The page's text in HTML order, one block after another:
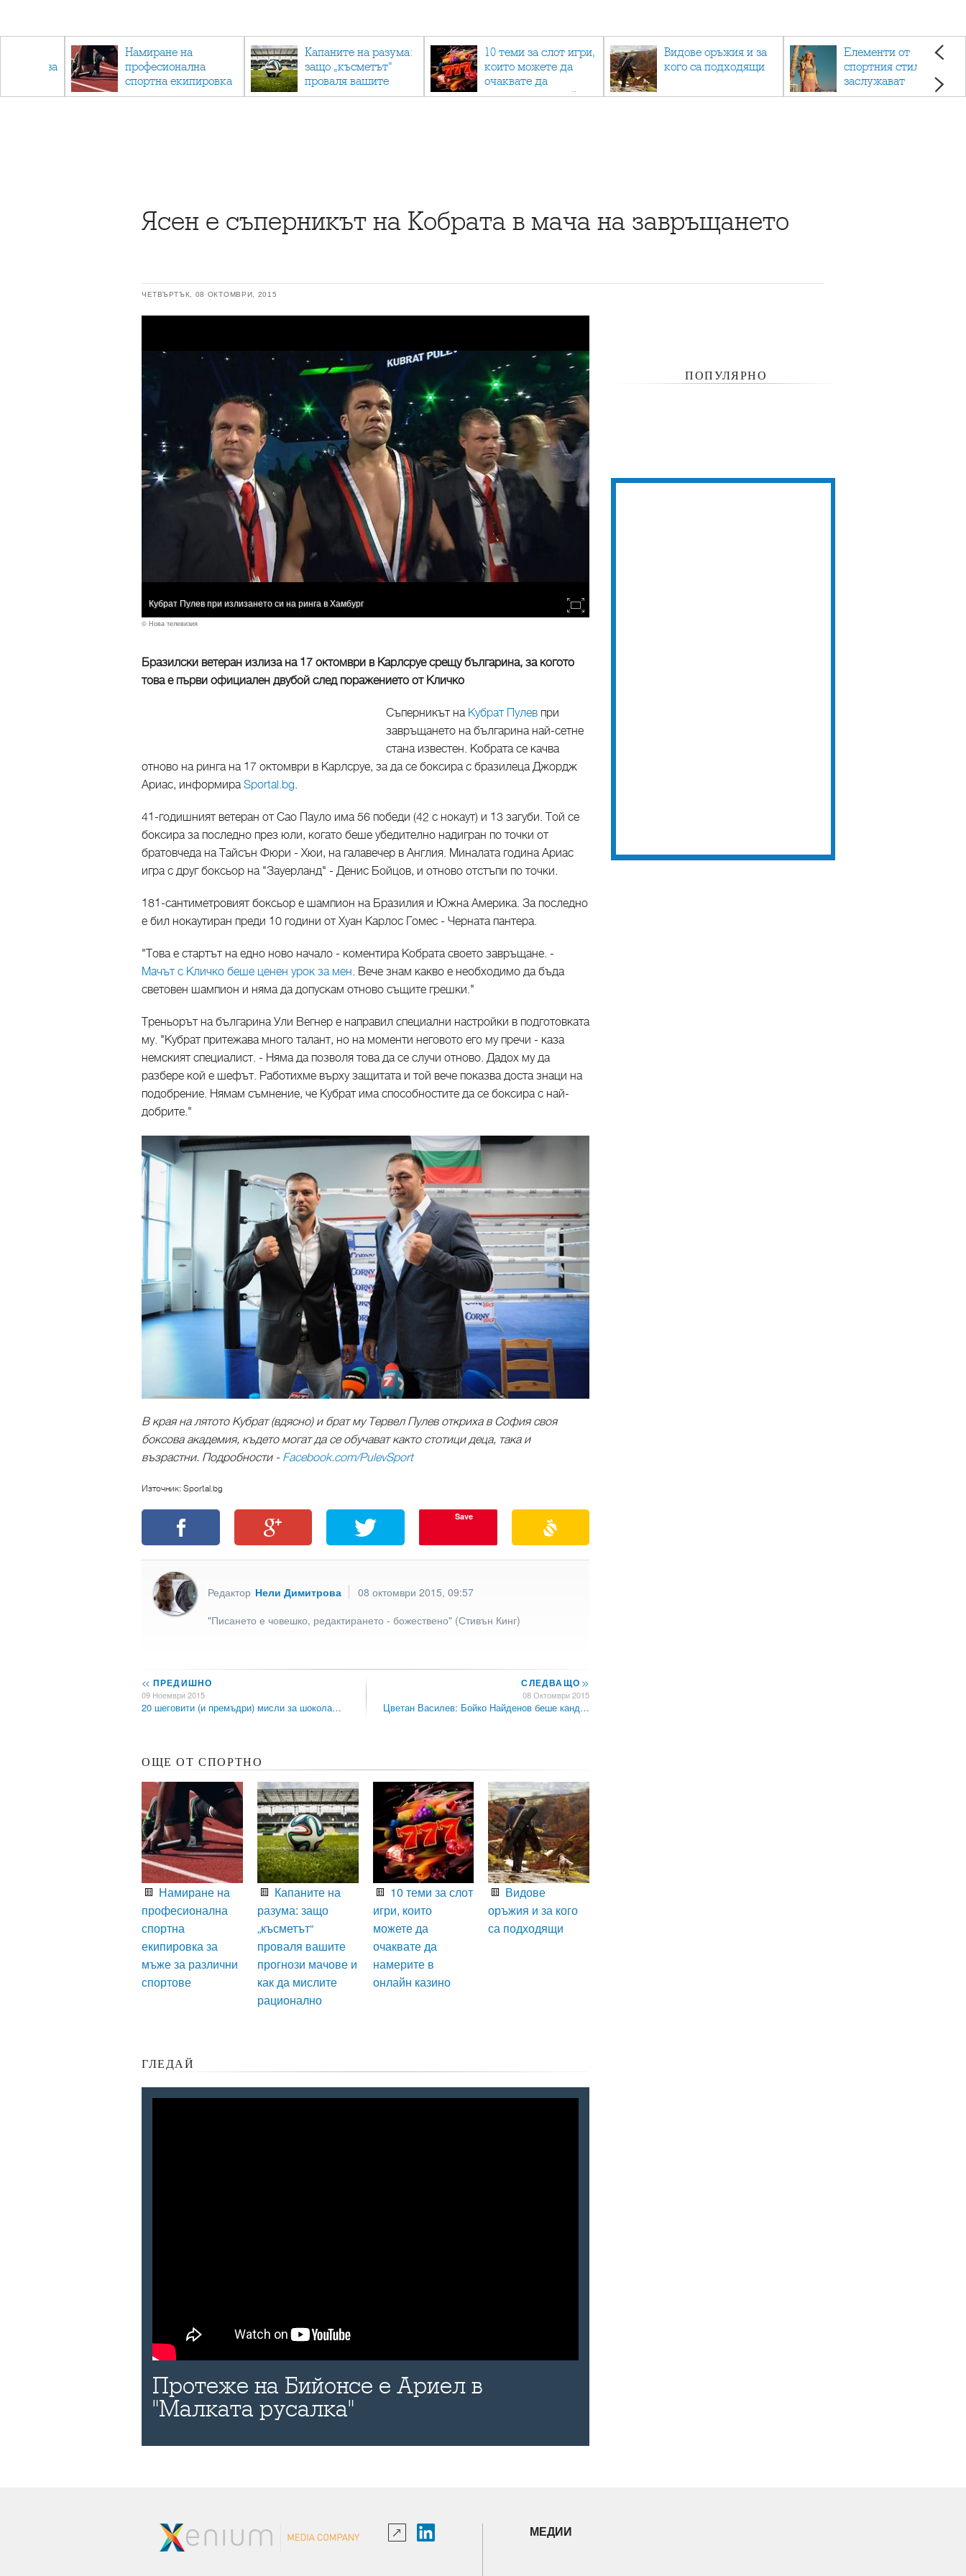
за
Намиране на
професионална
спортна екипировка
за мъже за различни
Капаните на разума:
защо „късметът“
проваля вашите
прогнози мачове и
10 теми за слот игри,
които можете да
очаквате да
намерите в онлайн
Видове оръжия и за
кого са подходящи
Елементи от
спортния стил, които
заслужават
внимание
Ясен е съперникът на Кобрата в мача на завръщането
ЧЕТВЪРТЪК, 08 ОКТОМВРИ, 2015
Кубрат Пулев при излизането си на ринга в Хамбург
© Нова телевизия
Бразилски ветеран излиза на 17 октомври в Карлсруе срещу българина, за когото
това е първи официален двубой след поражението от Кличко
Съперникът на Кубрат Пулев при
завръщането на българина най-сетне
стана известен. Кобрата се качва
отново на ринга на 17 октомври в Карлсруе, за да се боксира с бразилеца Джордж
Ариас, информираSportal.bg.
41-годишният ветеран от Сао Пауло има 56 победи (42 с нокаут) и 13 загуби. Той се
боксира за последно през юли, когато беше убедително надигран по точки от
братовчеда на Тайсън Фюри - Хюи, на галавечер в Англия. Миналата година Ариас
игра с друг боксьор на "Зауерланд" - Денис Бойцов, и отново отстъпи по точки.
181-сантиметровият боксьор е шампион на Бразилия и Южна Америка. За последно
е бил нокаутиран преди 10 години от Хуан Карлос Гомес - Черната пантера.
"Това е стартът на едно ново начало - коментира Кобрата своето завръщане. -
Мачът с Кличко беше ценен урок за мен. Вече знам какво е необходимо да бъда
световен шампион и няма да допускам отново същите грешки."
Треньорът на българина Ули Вегнер е направил специални настройки в подготовката
му. "Кубрат притежава много талант, но на моменти неговото его му пречи - каза
немският специалист. - Няма да позволя това да се случи отново. Дадох му да
разбере кой е шефът. Работихме върху защитата и той вече показва доста знаци на
подобрение. Нямам съмнение, че Кубрат има способностите да се боксира с най-
добрите."
В края на лятото Кубрат (вдясно) и брат му Тервел Пулев откриха в София своя
боксова академия, където могат да се обучават както стотици деца, така и
възрастни. Подробности - Facebook.com/PulevSport
Източник: Sportal.bg
Save
Редактор Нели Димитрова
08 октомври 2015, 09:57
"Писането е човешко, редактирането - божествено" (Стивън Кинг)
<< ПРЕДИШНО
09 Ноември 2015
20 шеговити (и премъдри) мисли за шокола…
СЛЕДВАЩО>>
08 Октомври 2015
Цветан Василев: Бойко Найденов беше канд…
ОЩЕ ОТ СПОРТНО
Намиране на
професионална
спортна
екипировка за
мъже за различни
спортове
Капаните на
разума: защо
„късметът“
проваля вашите
прогнози мачове и
как да мислите
рационално
10 теми за слот
игри, които
можете да
очаквате да
намерите в
онлайн казино
Видове
оръжия и за кого
са подходящи
ГЛЕДАЙ
Протеже на Бийонсе е Ариел в
"Малката русалка"
ПОПУЛЯРНО
МЕДИИ